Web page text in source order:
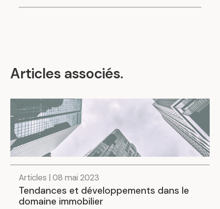
Articles associés.
Articles | 08 mai 2023
Tendances et développements dans le
domaine immobilier